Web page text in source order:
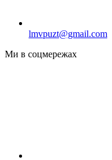
lmvpuzt@gmail.com
Ми в соцмережах